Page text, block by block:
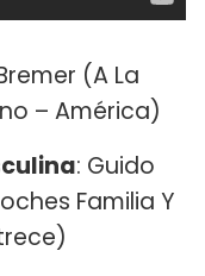
(A La
– América)
: Guido
Familia Y